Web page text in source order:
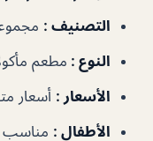
التصنيف :
النوع : مطعم
الأسعار : أسعار
الأطفال : مناسب